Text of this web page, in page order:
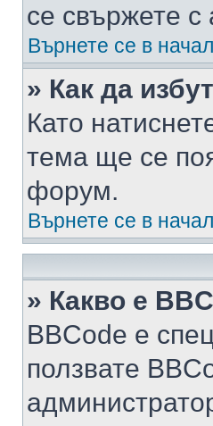
се свържете
Върнете се в
» Как да
Като
тема ще се
форум.
Върнете се в
» Какво е
BBCode е
ползвате